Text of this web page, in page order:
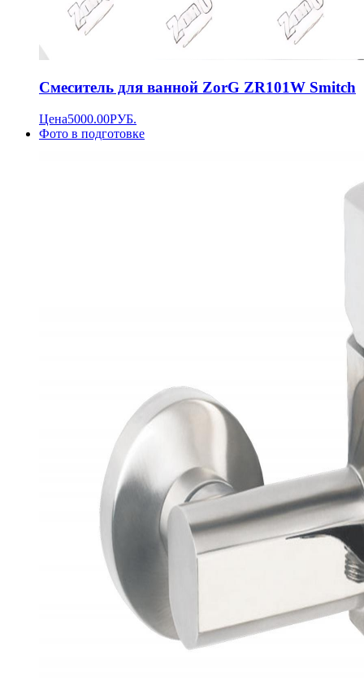
Смеситель для ванной ZorG ZR101W Smitch
Цена5000.00РУБ.
Фото в подготовке